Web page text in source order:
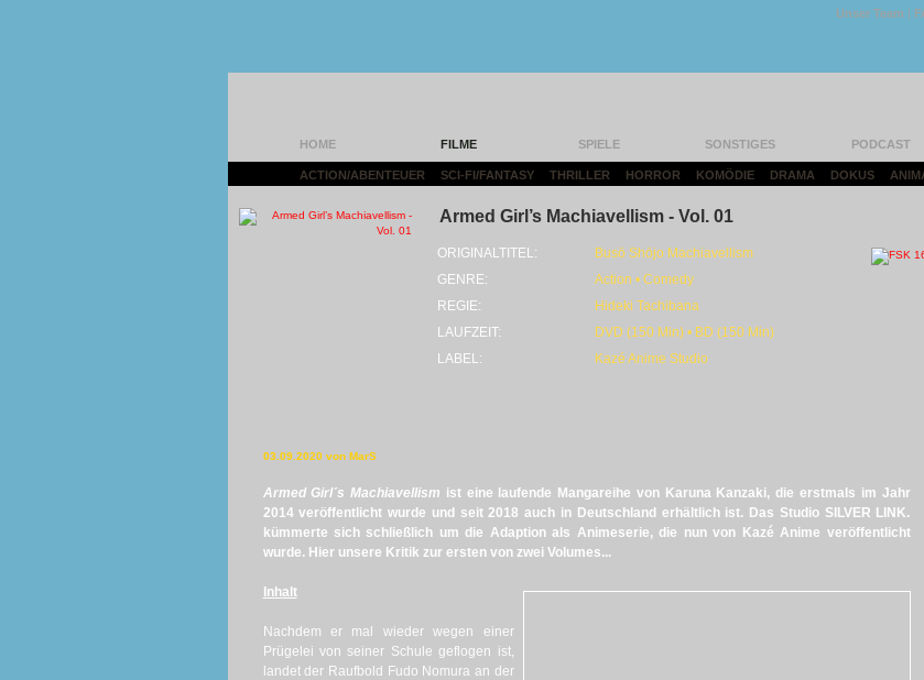
Unser Team |
HOME FILME SPIELE SONSTIGES PODCAST
ACTION/ABENTEUER SCI-FI/FANTASY THRILLER HORROR KOMÖDIE DRAMA DOKUS
Armed Girl’s Machiavellism - Vol. 01
ORIGINALTITEL:
Busō Shōjo Machiavellism
GENRE:
Action • Comedy
REGIE:
Hideki Tachibana
LAUFZEIT:
DVD (150 Min) • BD (150 Min)
LABEL:
Kazé Anime Studio
03.09.2020 von MarS
Armed Girl´s Machiavellism ist eine laufende Mangareihe von Karuna Kanzaki, die erstmals im Jahr
2014 veröffentlicht wurde und seit 2018 auch in Deutschland erhältlich ist. Das Studio SILVER LINK.
kümmerte sich schließlich um die Adaption als Animeserie, die nun von Kazé Anime veröffentlicht
wurde. Hier unsere Kritik zur ersten von zwei Volumes...
Inhalt
Nachdem er mal wieder wegen einer
Prügelei von seiner Schule geflogen ist,
landet der Raufbold Fudo Nomura an der